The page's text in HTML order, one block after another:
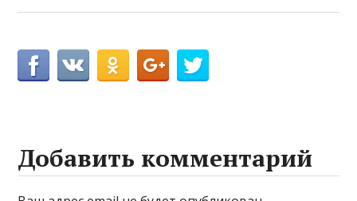
Добавить комментарий